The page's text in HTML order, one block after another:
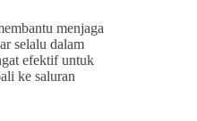
menjaga
selalu dalam
efektif untuk
ke saluran